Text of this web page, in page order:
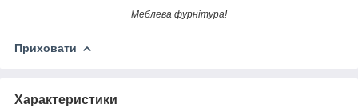
Меблева фурнітура!
Приховати
Характеристики